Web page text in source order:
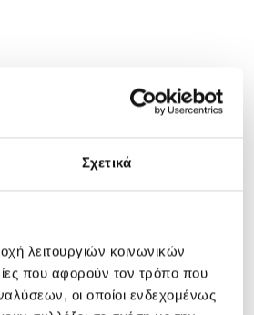
Σχετικά
λειτουργιών κοινωνικών
που αφορούν τον τρόπο που
οι οποίοι ενδεχομένως